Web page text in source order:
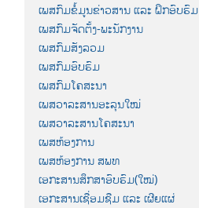
ເພສກົມຂໍ້ມູນຂ່າວສານ ແລະ ຝຶກອົບຮົມ
ເພສກົມຈັດຕັ້ງ-ພະນັກງານ
ເພສກົມສັງລວມ
ເພສກົມອົບຮົມ
ເພສກົມໂຄສະນາ
ເພສວາລະສານອະລຸນໃໝ່
ເພສວາລະສານໂຄສະນາ
ເພສຫ້ອງການ
ເພສຫ້ອງການ ສພທ
ເອກະສານສຶກສາອົບຮົມ(ໃໝ່)
ເອກະສານເຊື່ອມຊືມ ແລະ ເຜີຍແຜ່